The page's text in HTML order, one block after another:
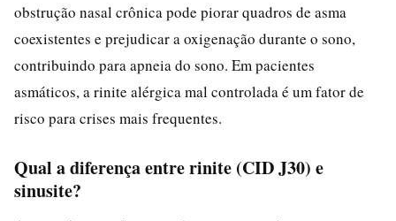
obstrução nasal crônica pode piorar quadros de asma
coexistentes e prejudicar a oxigenação durante o sono,
contribuindo para apneia do sono. Em pacientes
asmáticos, a rinite alérgica mal controlada é um fator de
risco para crises mais frequentes.
Qual a diferença entre rinite (CID J30) e
sinusite?